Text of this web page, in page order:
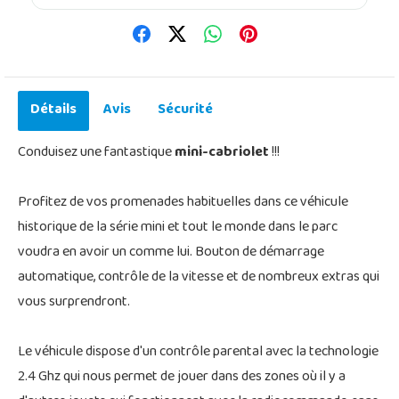
Détails Avis
Sécurité
Conduisez une fantastiquemini-cabriolet!!!
Profitez de vos promenades habituelles dans ce véhicule
historique de la série mini et tout le monde dans le parc
voudra en avoir un comme lui. Bouton de démarrage
automatique, contrôle de la vitesse et de nombreux extras qui
vous surprendront.
Le véhicule dispose d'un contrôle parental avec la technologie
2.4 Ghz qui nous permet de jouer dans des zones où il y a